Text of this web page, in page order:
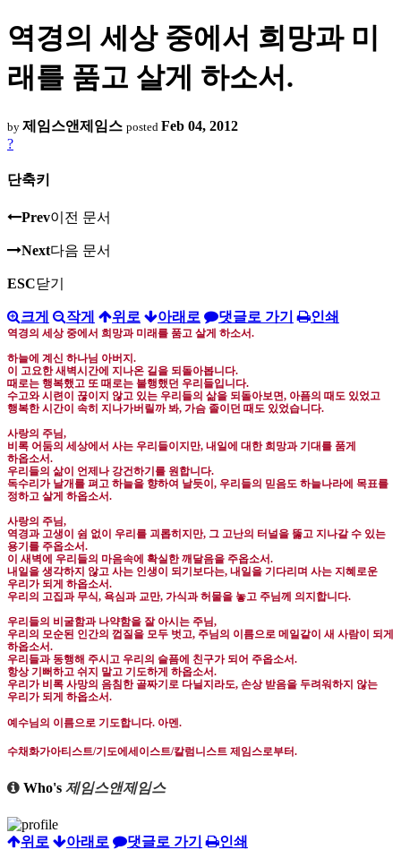
역경의 세상 중에서 희망과 미
래를 품고 살게 하소서.
by 제임스앤제임스 posted Feb 04, 2012
?
단축키
Prev이전 문서
Next다음 문서
ESC닫기
크게 작게 위로 아래로 댓글로 가기 인쇄
역경의 세상 중에서 희망과 미래를 품고 살게 하소서.
하늘에 계신 하나님 아버지 .
이 고요한 새벽시간에 지나온 길을 되돌아봅니다.
때로는 행복했고 또 때로는 불행했던 우리들입니다.
수고와 시련이 끊이지 않고 있는 우리들의 삶을 되돌아보면, 아픔의 때도 있었고
행복한 시간이 속히 지나가버릴까 봐, 가슴 졸이던 때도 있었습니다.
사랑의 주님,
비록 어둠의 세상에서 사는 우리들이지만, 내일에 대한 희망과 기대를 품게
하옵소서.
우리들의 삶이 언제나 강건하기를 원합니다.
독수리가 날개를 펴고 하늘을 향하여 날듯이 , 우리들의 믿음도 하늘나라에 목표를
정하고 살게 하옵소서.
사랑의 주님,
역경과 고생이 쉼 없이 우리를 괴롭히지만, 그 고난의 터널을 뚫고 지나갈 수 있는
용기를 주옵소서.
이 새벽에 우리들의 마음속에 확실한 깨달음을 주옵소서.
내일을 생각하지 않고 사는 인생이 되기보다는, 내일을 기다리며 사는 지혜로운
우리가 되게 하옵소서.
우리의 고집과 무식, 욕심과 교만, 가식과 허물을 놓고 주님께 의지합니다.
우리들의 비굴함과 나약함을 잘 아시는 주님,
우리의 모순된 인간의 껍질을 모두 벗고, 주님의 이름으로 메일같이 새 사람이 되게
하옵소서.
우리들과 동행해 주시고 우리의 슬픔에 친구가 되어 주옵소서.
항상 기뻐하고 쉬지 말고 기도하게 하옵소서.
우리가 비록 사망의 음침한 골짜기로 다닐지라도, 손상 받음을 두려워하지 않는
우리가 되게 하옵소서.
예수님의 이름으로 기도합니다. 아멘.
수채화가아티스트/기도에세이스트/칼럼니스트 제임스로부터.
Who's 제임스앤제임스
위로 아래로 댓글로 가기 인쇄